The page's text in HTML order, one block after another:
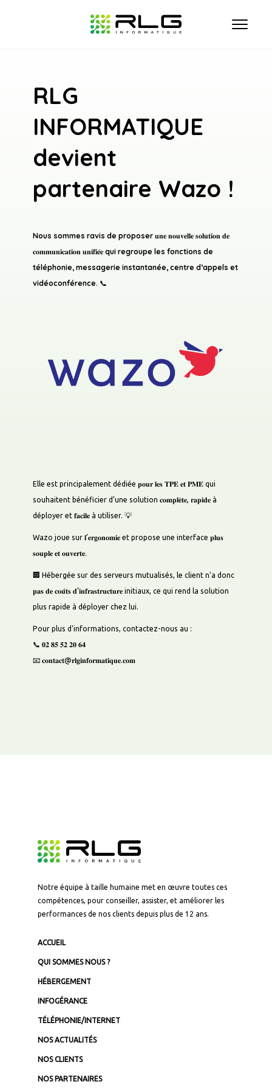
ACCUEIL
QUI SOMMES NOUS ?
TÉLÉPHONIE/INTERNET
EVÉNEMENTS
LES PUBLIRÉDACTIONNELS BY RLG
RLG
INFORMATIQUE
devient
partenaire Wazo !
Nous sommes ravis de proposer 𝐮𝐧𝐞 𝐧𝐨𝐮𝐯𝐞𝐥𝐥𝐞 𝐬𝐨𝐥𝐮𝐭𝐢𝐨𝐧 𝐝𝐞
𝐜𝐨𝐦𝐦𝐮𝐧𝐢𝐜𝐚𝐭𝐢𝐨𝐧 𝐮𝐧𝐢𝐟𝐢𝐞́𝐞 qui regroupe les fonctions de
téléphonie, messagerie instantanée, centre d’appels et
vidéoconférence. 📞
Elle est principalement dédiée 𝐩𝐨𝐮𝐫 𝐥𝐞𝐬 𝐓𝐏𝐄 𝐞𝐭 𝐏𝐌𝐄 qui
souhaitent bénéficier d’une solution 𝐜𝐨𝐦𝐩𝐥𝐞̀𝐭𝐞, 𝐫𝐚𝐩𝐢𝐝𝐞 à
déployer et 𝐟𝐚𝐜𝐢𝐥𝐞 à utiliser. 💡
Wazo joue sur 𝐥’𝐞𝐫𝐠𝐨𝐧𝐨𝐦𝐢𝐞 et propose une interface 𝐩𝐥𝐮𝐬
𝐬𝐨𝐮𝐩𝐥𝐞 𝐞𝐭 𝐨𝐮𝐯𝐞𝐫𝐭𝐞.
🏢 Hébergée sur des serveurs mutualisés, le client n'a donc
𝐩𝐚𝐬 𝐝𝐞 𝐜𝐨𝐮̂𝐭𝐬 𝐝’𝐢𝐧𝐟𝐫𝐚𝐬𝐭𝐫𝐮𝐜𝐭𝐮𝐫𝐞 initiaux, ce qui rend la solution
plus rapide à déployer chez lui.
Pour plus d'informations, contactez-nous au :
📞 𝟎𝟐 𝟖𝟓 𝟓𝟐 𝟐𝟎 𝟔𝟒
📧 𝐜𝐨𝐧𝐭𝐚𝐜𝐭@𝐫𝐥𝐠𝐢𝐧𝐟𝐨𝐫𝐦𝐚𝐭𝐢𝐪𝐮𝐞.𝐜𝐨𝐦
Notre équipe à taille humaine met en œuvre toutes ces
compétences, pour conseiller, assister, et améliorer les
performances de nos clients depuis plus de 12 ans.
ACCUEIL
QUI SOMMES NOUS ?
HÉBERGEMENT
INFOGÉRANCE
TÉLÉPHONIE/INTERNET
NOS ACTUALITÉS
NOS CLIENTS
NOS PARTENAIRES
Panneau de gestion des cookies
En autorisant ces services tiers, vous acceptez le dépôt et la
lecture de cookies et l'utilisation de technologies de suivi